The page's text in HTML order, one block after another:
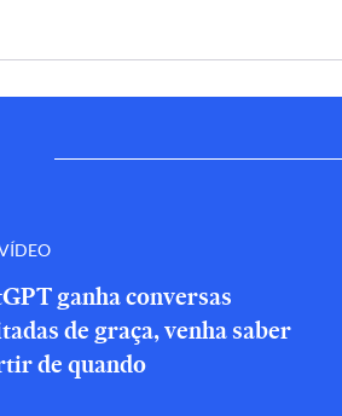
ganha conversas
de graça, venha saber
de quando